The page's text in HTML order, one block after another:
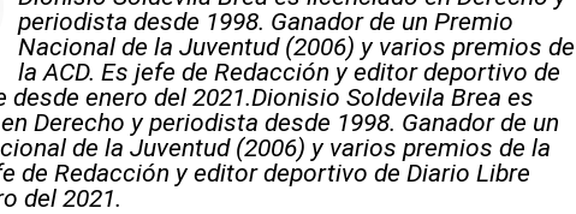
periodista desde 1998. Ganador de un Premio
Nacional de la Juventud (2006) y varios premios de
la ACD. Es jefe de Redacción y editor deportivo de
desde enero del 2021.Dionisio Soldevila Brea es
Derecho y periodista desde 1998. Ganador de un
de la Juventud (2006) y varios premios de la
de Redacción y editor deportivo de Diario Libre
del 2021.